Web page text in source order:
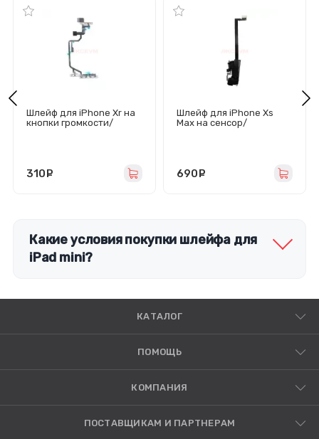
Шлейф для iPhone Xr на
кнопки громкости/
310
Шлейф для iPhone Xs
Max на сенсор/
690
Какие условия покупки шлейфа для
iPad mini?
КАТАЛОГ
ПОМОЩЬ
КОМПАНИЯ
ПОСТАВЩИКАМ И ПАРТНЕРАМ